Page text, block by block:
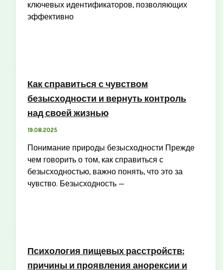
ключевых идентификаторов, позволяющих
эффективно
Как справиться с чувством
безысходности и вернуть контроль
над своей жизнью
19.08.2025
Понимание природы безысходности Прежде
чем говорить о том, как справиться с
безысходностью, важно понять, что это за
чувство. Безысходность —
Психология пищевых расстройств:
причины и проявления анорексии и